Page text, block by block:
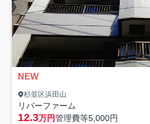
NEW
杉並区浜田山
リバーファーム
12.3万円管理費等5,000円